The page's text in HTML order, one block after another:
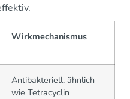
Wirkmechanismus
Antibakteriell, ähnlich
wie Tetracyclin